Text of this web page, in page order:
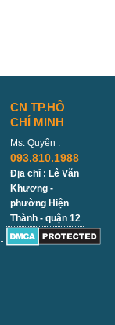
CN TP.HỒ
CHÍ MINH
Ms. Quyên :
093.810.1988
Địa chỉ : Lê Văn
Khương -
phường Hiện
Thành - quận 12